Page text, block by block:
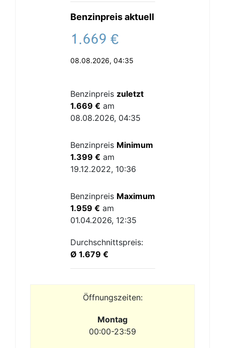
Benzinpreis aktuell
. €
08.08.2026, 04:35
Benzinpreis zuletzt
1.669 € am
08.08.2026, 04:35
Benzinpreis Minimum
1.399 € am
19.12.2022, 10:36
Benzinpreis Maximum
1.959 € am
01.04.2026, 12:35
Durchschnittspreis:
Ø 1.679 €
Öffnungszeiten:
Montag
00:00-23:59